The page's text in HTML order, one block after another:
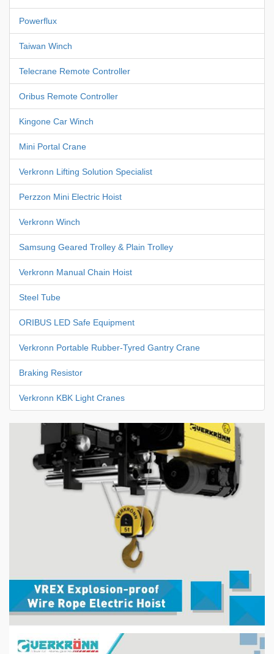
Powerflux
Taiwan Winch
Telecrane Remote Controller
Oribus Remote Controller
Kingone Car Winch
Mini Portal Crane
Verkronn Lifting Solution Specialist
Perzzon Mini Electric Hoist
Verkronn Winch
Samsung Geared Trolley & Plain Trolley
Verkronn Manual Chain Hoist
Steel Tube
ORIBUS LED Safe Equipment
Verkronn Portable Rubber-Tyred Gantry Crane
Braking Resistor
Verkronn KBK Light Cranes